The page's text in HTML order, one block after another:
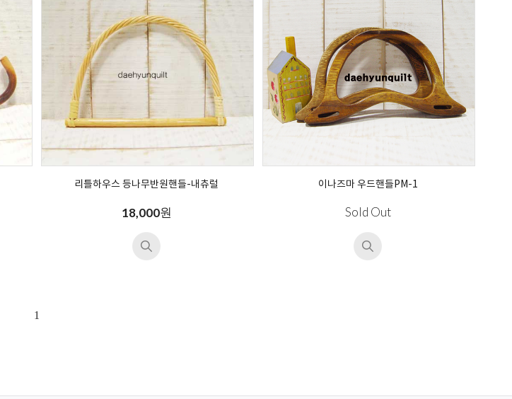
리틀하우스 등나무반원핸들-내츄럴
18,000원
이나즈마 우드핸들PM-1
Sold Out
1